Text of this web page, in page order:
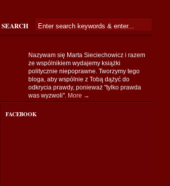
SEARCH
Nazywam się Marta Sieciechowicz i razem
ze wspólnikiem wydajemy książki
politycznie niepoprawne. Tworzymy tego
bloga, aby wspólnie z Tobą dążyć do
odkrycia prawdy, ponieważ "tylko prawda
was wyzwoli". More →
FACEBOOK